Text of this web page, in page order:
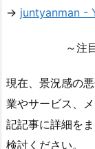
→ juntyanman -
～注
現在、景況感の
業やサービス、
記記事に詳細を
検討ください。